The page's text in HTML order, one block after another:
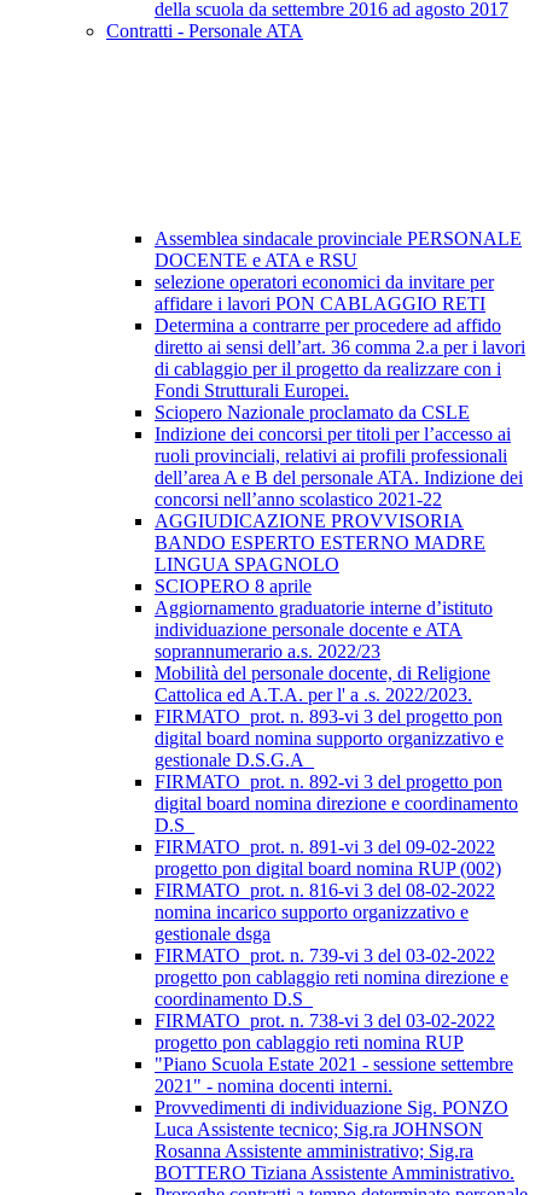
della scuola da settembre 2016 ad agosto 2017
Contratti - Personale ATA
Assemblea sindacale provinciale PERSONALE
DOCENTE e ATA e RSU
selezione operatori economici da invitare per
affidare i lavori PON CABLAGGIO RETI
Determina a contrarre per procedere ad affido
diretto ai sensi dell’art. 36 comma 2.a per i lavori
di cablaggio per il progetto da realizzare con i
Fondi Strutturali Europei.
Sciopero Nazionale proclamato da CSLE
Indizione dei concorsi per titoli per l’accesso ai
ruoli provinciali, relativi ai profili professionali
dell’area A e B del personale ATA. Indizione dei
concorsi nell’anno scolastico 2021-22
AGGIUDICAZIONE PROVVISORIA
BANDO ESPERTO ESTERNO MADRE
LINGUA SPAGNOLO
SCIOPERO 8 aprile
Aggiornamento graduatorie interne d’istituto
individuazione personale docente e ATA
soprannumerario a.s. 2022/23
Mobilità del personale docente, di Religione
Cattolica ed A.T.A. per l' a .s. 2022/2023.
FIRMATO_prot. n. 893-vi 3 del progetto pon
digital board nomina supporto organizzativo e
gestionale D.S.G.A_
FIRMATO_prot. n. 892-vi 3 del progetto pon
digital board nomina direzione e coordinamento
D.S_
FIRMATO_prot. n. 891-vi 3 del 09-02-2022
progetto pon digital board nomina RUP (002)
FIRMATO_prot. n. 816-vi 3 del 08-02-2022
nomina incarico supporto organizzativo e
gestionale dsga
FIRMATO_prot. n. 739-vi 3 del 03-02-2022
progetto pon cablaggio reti nomina direzione e
coordinamento D.S_
FIRMATO_prot. n. 738-vi 3 del 03-02-2022
progetto pon cablaggio reti nomina RUP
"Piano Scuola Estate 2021 - sessione settembre
2021" - nomina docenti interni.
Provvedimenti di individuazione Sig. PONZO
Luca Assistente tecnico; Sig.ra JOHNSON
Rosanna Assistente amministrativo; Sig.ra
BOTTERO Tiziana Assistente Amministrativo.